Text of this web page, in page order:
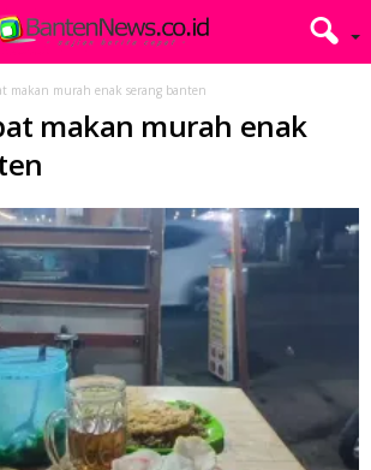
makan murah enak serang banten
makan murah enak